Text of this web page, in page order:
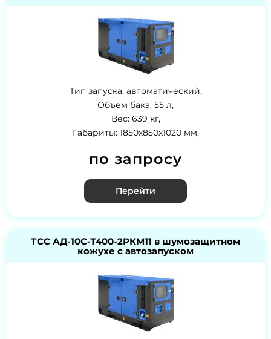
Тип запуска: автоматический,
Объем бака: 55 л,
Вес: 639 кг,
Габариты: 1850x850x1020 мм,
по запросу
Перейти
ТСС АД-10С-Т400-2РКМ11 в шумозащитном
кожухе с автозапуском